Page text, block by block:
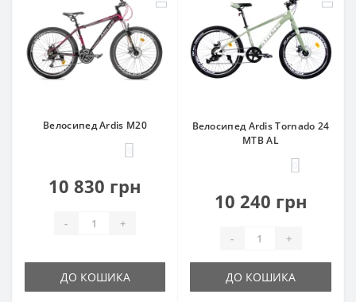
Велосипед Ardis M20
10 830 грн
- +
ДО КОШИКА
Велосипед Ardis Tornado 24
MTB AL
10 240 грн
- +
ДО КОШИКА